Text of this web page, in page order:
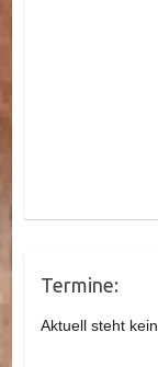
Termine:
Aktuell steht